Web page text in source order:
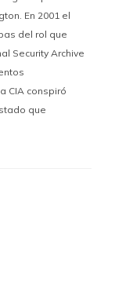
En 2001 el
del rol que
Security Archive
CIA conspiró
que